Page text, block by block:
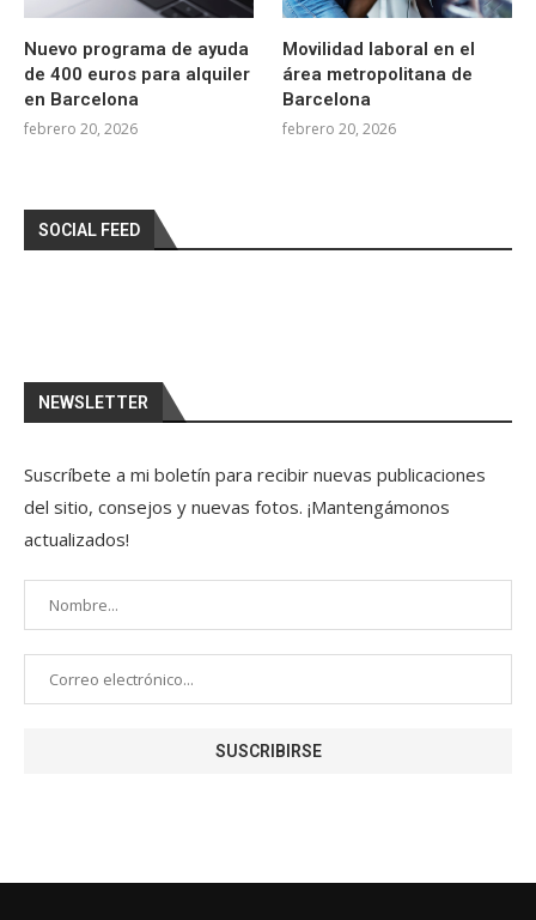
Nuevo programa de ayuda
de 400 euros para alquiler
en Barcelona
febrero 20, 2026
Movilidad laboral en el
área metropolitana de
Barcelona
febrero 20, 2026
SOCIAL FEED
NEWSLETTER
Suscríbete a mi boletín para recibir nuevas publicaciones
del sitio, consejos y nuevas fotos. ¡Mantengámonos
actualizados!